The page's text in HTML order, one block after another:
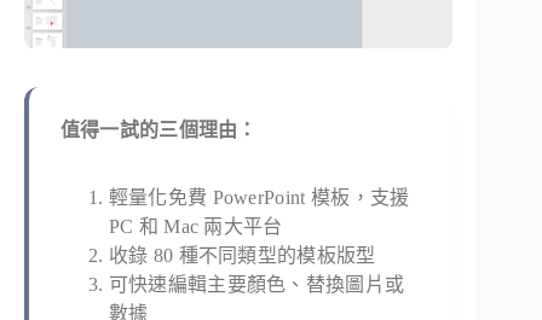
值得一試的三個理由：
輕量化免費 PowerPoint 模板，支援
PC 和 Mac 兩大平台
收錄 80 種不同類型的模板版型
可快速編輯主要顏色、替換圖片或
數據